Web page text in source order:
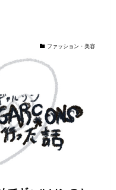
ファッション・美容